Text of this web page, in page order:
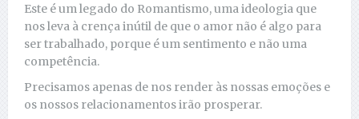
Este é um legado do Romantismo, uma ideologia que
nos leva à crença inútil de que o amor não é algo para
ser trabalhado, porque é um sentimento e não uma
competência.
Precisamos apenas de nos render às nossas emoções e
os nossos relacionamentos irão prosperar.